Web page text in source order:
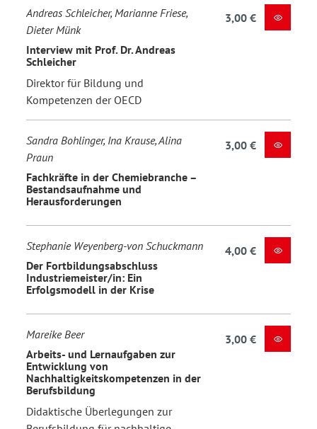
Andreas Schleicher, Marianne Friese,
Dieter Münk
Interview mit Prof. Dr. Andreas
Schleicher
Direktor für Bildung und
Kompetenzen der OECD
3,00 €
Sandra Bohlinger, Ina Krause, Alina
Praun
Fachkräfte in der Chemiebranche –
Bestandsaufnahme und
Herausforderungen
3,00 €
Stephanie Weyenberg-von Schuckmann
Der Fortbildungsabschluss
Industriemeister/in: Ein
Erfolgsmodell in der Krise
4,00 €
Mareike Beer
Arbeits- und Lernaufgaben zur
Entwicklung von
Nachhaltigkeitskompetenzen in der
Berufsbildung
Didaktische Überlegungen zur
3,00 €